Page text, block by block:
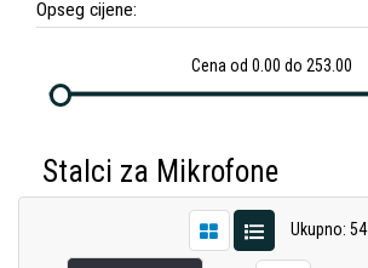
Opseg cijene:
Cena od 0.00 do 253.00
Stalci za Mikrofone
Ukupno: 54